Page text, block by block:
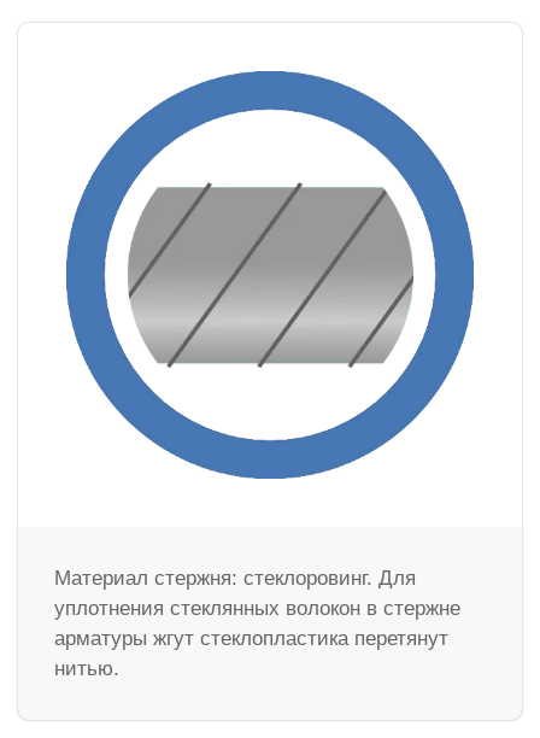
Материал стержня: стеклоровинг. Для
уплотнения стеклянных волокон в стержне
арматуры жгут стеклопластика перетянут
нитью.